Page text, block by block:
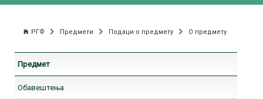
РГФ Предмети Подаци о предмету О предмету
Предмет
Обавештења